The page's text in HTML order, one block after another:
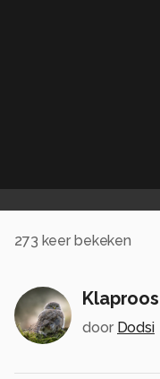
273 keer bekeken
door Dodsi